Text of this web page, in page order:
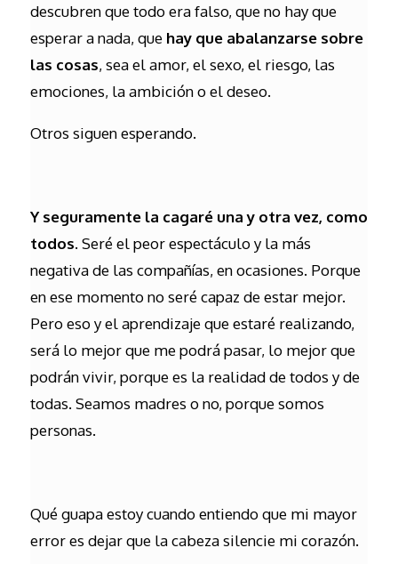
descubren que todo era falso, que no hay que
esperar a nada, que hay que abalanzarse sobre
las cosas, sea el amor, el sexo, el riesgo, las
emociones, la ambición o el deseo.
Otros siguen esperando.
Y seguramente la cagaré una y otra vez, como
todos. Seré el peor espectáculo y la más
negativa de las compañías, en ocasiones. Porque
en ese momento no seré capaz de estar mejor.
Pero eso y el aprendizaje que estaré realizando,
será lo mejor que me podrá pasar, lo mejor que
podrán vivir, porque es la realidad de todos y de
todas. Seamos madres o no, porque somos
personas.
Qué guapa estoy cuando entiendo que mi mayor
error es dejar que la cabeza silencie mi corazón.